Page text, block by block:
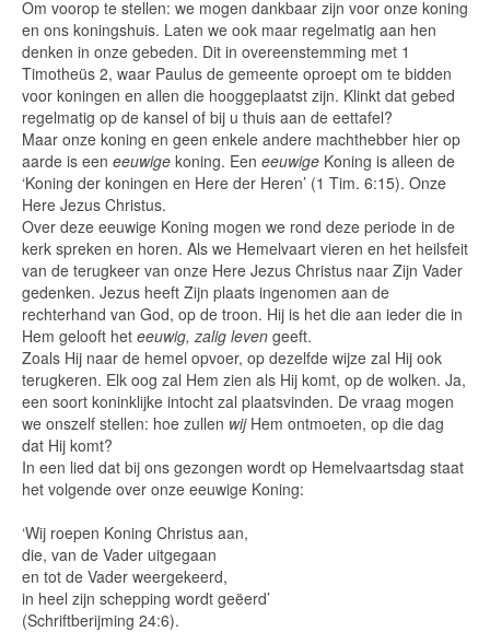
Om voorop te stellen: we mogen dankbaar zijn voor onze koning
en ons koningshuis. Laten we ook maar regelmatig aan hen
denken in onze gebeden. Dit in overeenstemming met 1
Timotheüs 2, waar Paulus de gemeente oproept om te bidden
voor koningen en allen die hooggeplaatst zijn. Klinkt dat gebed
regelmatig op de kansel of bij u thuis aan de eettafel?
Maar onze koning en geen enkele andere machthebber hier op
aarde is een eeuwige koning. Een eeuwige Koning is alleen de
‘Koning der koningen en Here der Heren’ (1 Tim. 6:15). Onze
Here Jezus Christus.
Over deze eeuwige Koning mogen we rond deze periode in de
kerk spreken en horen. Als we Hemelvaart vieren en het heilsfeit
van de terugkeer van onze Here Jezus Christus naar Zijn Vader
gedenken. Jezus heeft Zijn plaats ingenomen aan de
rechterhand van God, op de troon. Hij is het die aan ieder die in
Hem gelooft het eeuwig, zalig leven geeft.
Zoals Hij naar de hemel opvoer, op dezelfde wijze zal Hij ook
terugkeren. Elk oog zal Hem zien als Hij komt, op de wolken. Ja,
een soort koninklijke intocht zal plaatsvinden. De vraag mogen
we onszelf stellen: hoe zullen wijHem ontmoeten, op die dag
dat Hij komt?
In een lied dat bij ons gezongen wordt op Hemelvaartsdag staat
het volgende over onze eeuwige Koning:
‘Wij roepen Koning Christus aan,
die, van de Vader uitgegaan
en tot de Vader weergekeerd,
in heel zijn schepping wordt geëerd’
(Schriftberijming 24:6).